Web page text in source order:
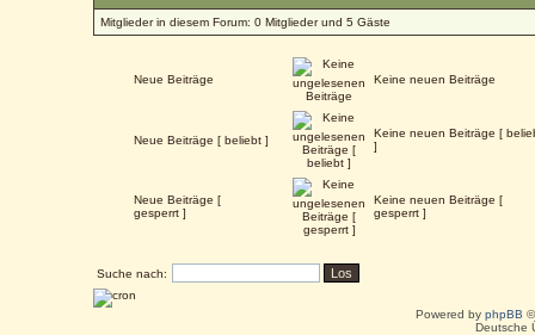
Mitglieder in diesem Forum: 0 Mitglieder und 5 Gäste
Neue Beiträge Keine neuen Beiträge
Neue Beiträge [ beliebt ]
Keine neuen Beiträge [
]
Neue Beiträge [
gesperrt ]
Keine neuen Beiträge [
gesperrt ]
Suche nach:
Powered by phpBB
Deutsche